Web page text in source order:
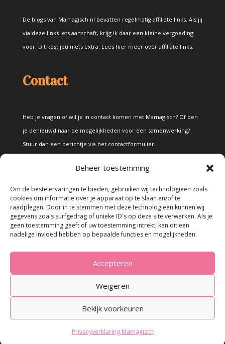
Beheer toestemming
Om de beste ervaringen te bieden, gebruiken wij technologieën zoals
cookies om informatie over je apparaat op te slaan en/of te
raadplegen. Door in te stemmen met deze technologieën kunnen wij
gegevens zoals surfgedrag of unieke ID's op deze site verwerken. Als je
geen toestemming geeft of uw toestemming intrekt, kan dit een
nadelige invloed hebben op bepaalde functies en mogelijkheden.
Accepteren
Weigeren
Bekijk voorkeuren
Privacyverklaring Mamagisch
De blogs van Mamagisch.nl bevatten regelmatig affiliate links. Als jij
via deze links iets aanschaft, krijg ik daar een kleine vergoeding
voor. Dit kost jou niets extra. Lees hier meer over affiliate links.
Contact
Heb je vragen of wil je in contact komen met Mamagisch? Of ben
je benieuwd naar de mogelijkheden voor een samenwerking?
Stuur dan een berichtje via het contactformulier.
Alle teksten en foto's op deze site zijn eigendom van Mamagisch.
Teksten en foto's van Mamagisch mogen onder geen beding
uitdrukkelijk worden vermeld.
© 2023 - Mamagisch.nl